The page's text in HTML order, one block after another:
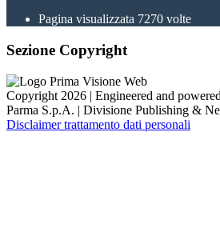
Pagina visualizzata 7270 volte
Sezione Copyright
Copyright 2026 | Engineered and
Parma S.p.A. | Divisione Publishing &
Disclaimer trattamento dati personali